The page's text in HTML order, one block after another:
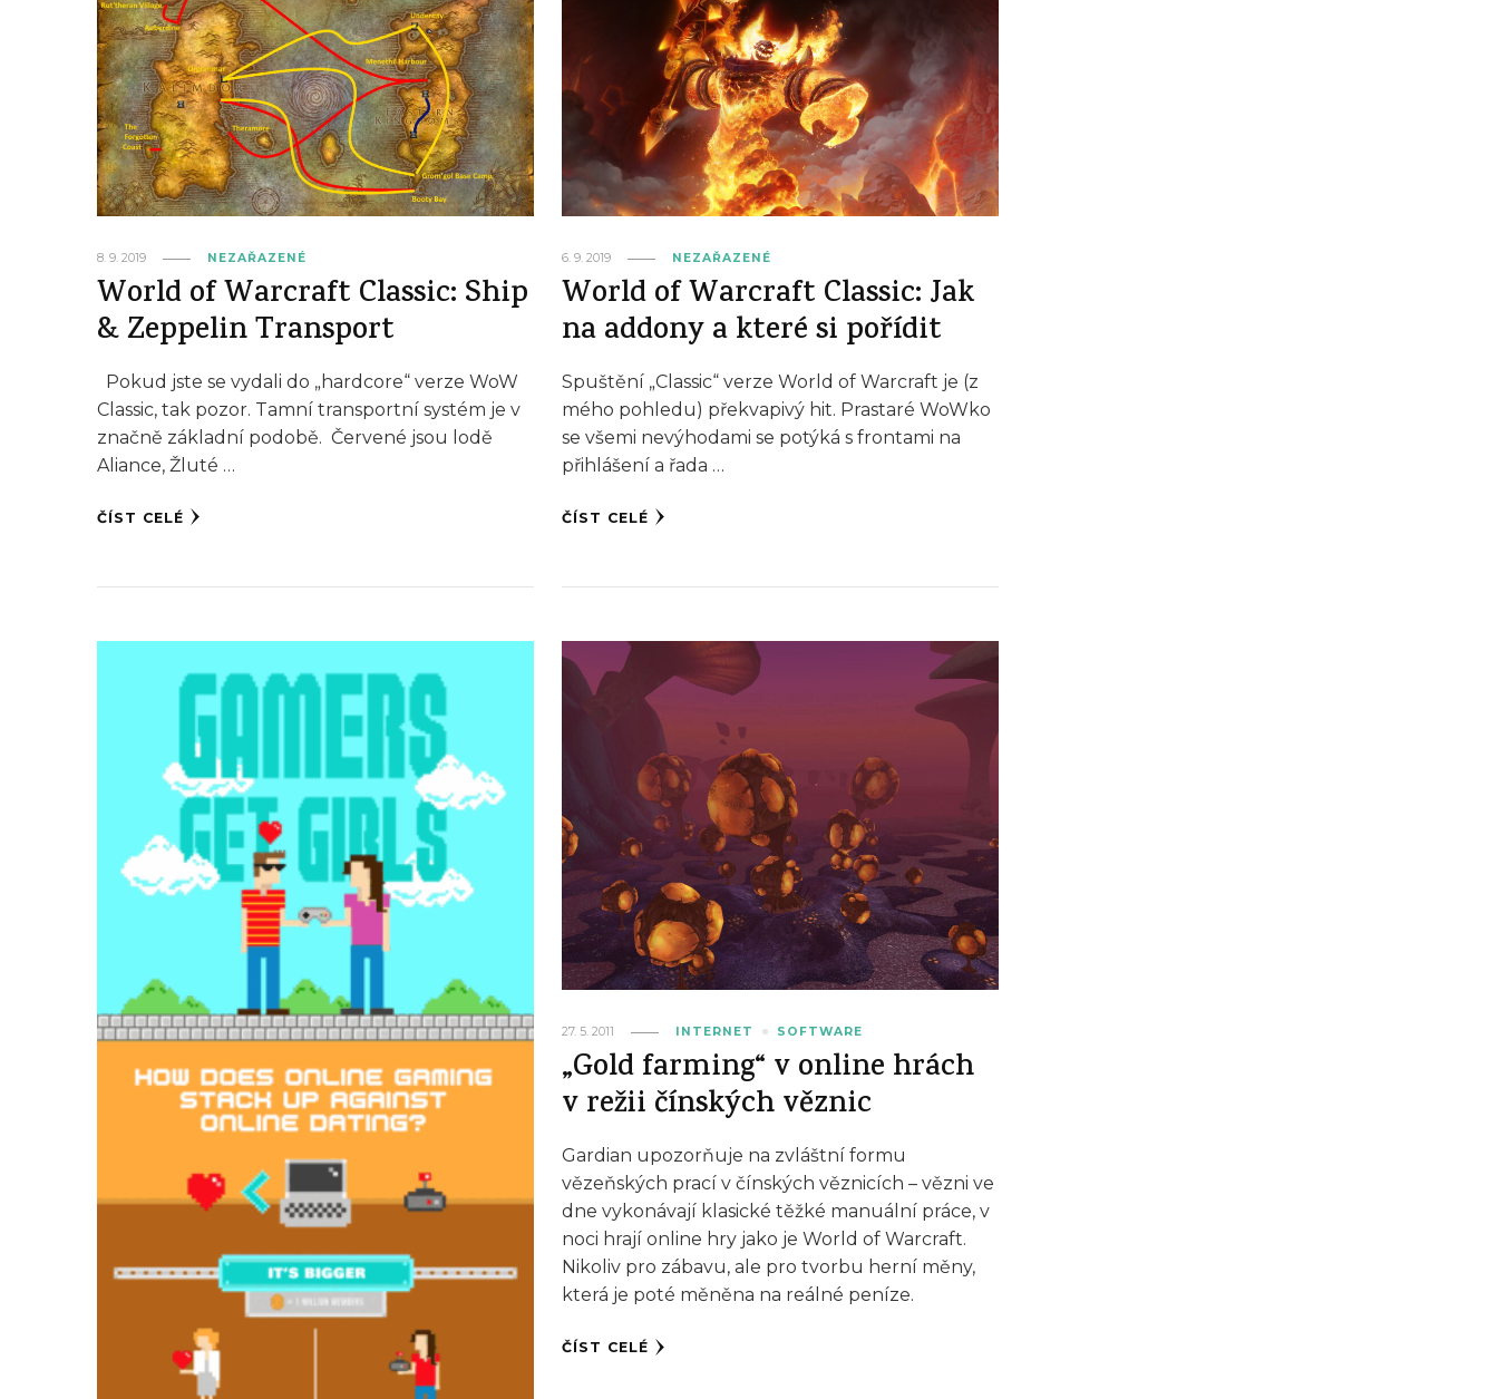
8. 9. 2019 NEZAŘAZENÉ
World of Warcraft Classic: Ship
& Zeppelin Transport
Pokud jste se vydali do „hardcore“ verze WoW
Classic, tak pozor. Tamní transportní systém je v
značně základní podobě. Červené jsou lodě
Aliance, Žluté …
ČÍST CELÉ
6. 9. 2019 NEZAŘAZENÉ
World of Warcraft Classic: Jak
na addony a které si pořídit
Spuštění „Classic“ verze World of Warcraft je (z
mého pohledu) překvapivý hit. Prastaré WoWko
se všemi nevýhodami se potýká s frontami na
přihlášení a řada …
ČÍST CELÉ
27. 5. 2011 INTERNET SOFTWARE
„Gold farming“ v online hrách
v režii čínských věznic
Gardian upozorňuje na zvláštní formu
vězeňských prací v čínských věznicích – vězni ve
dne vykonávají klasické těžké manuální práce, v
noci hrají online hry jako je World of Warcraft.
Nikoliv pro zábavu, ale pro tvorbu herní měny,
která je poté měněna na reálné peníze.
ČÍST CELÉ